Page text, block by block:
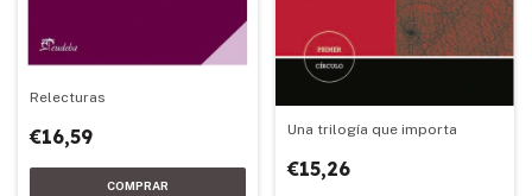
Relecturas
€16,59 Una trilogía que importa
€15,26